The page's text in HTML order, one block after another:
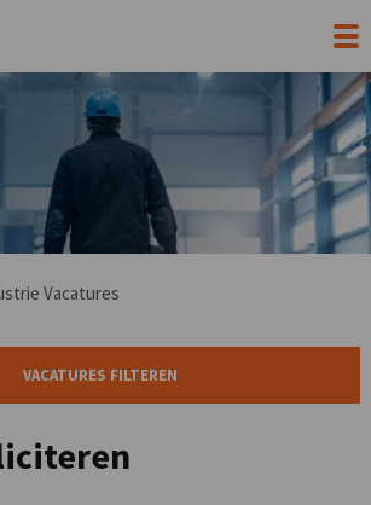
Vacatures
VACATURES FILTEREN